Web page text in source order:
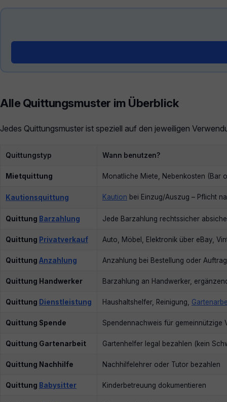
Alle Quittungsmuster im Überblick
Jedes Quittungsmuster ist speziell auf den jeweiligen
Quittungstyp Wann benutzen?
Mietquittung Monatliche Miete, Nebenkosten (Bar
Kautionsquittung Kaution bei Einzug/Auszug – Pflicht
Quittung Barzahlung Jede Barzahlung rechtssicher
Quittung Privatverkauf Auto, Möbel, Elektronik über eBay,
Quittung Anzahlung Anzahlung bei Bestellung oder
Quittung Handwerker Barzahlung an Handwerker,
Quittung Dienstleistung Haushaltshelfer, Reinigung,
Quittung Spende Spendennachweis für gemeinnützige
Quittung Gartenarbeit Gartenhelfer legal bezahlen (kein
Quittung Nachhilfe Nachhilfelehrer oder Tutor bezahlen
Quittung Babysitter Kinderbetreuung dokumentieren